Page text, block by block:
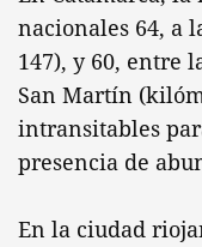
nacionales 64, a
147), y 60, entre
San Martín
intransitables
presencia de
En la ciudad